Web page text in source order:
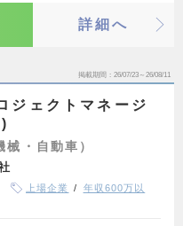
詳細へ
掲載期間 26/07/23～26/08/11
ジェクトマネージ
・自動車）
上場企業
年収600万以